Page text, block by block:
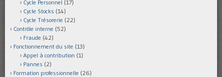
Cycle Personnel (17)
Cycle Stocks (14)
Cycle Trésorerie (22)
Contrôle interne (52)
Fraude (42)
Fonctionnement du site (13)
Appel à contribution (1)
Pannes (2)
Formation professionnelle (26)